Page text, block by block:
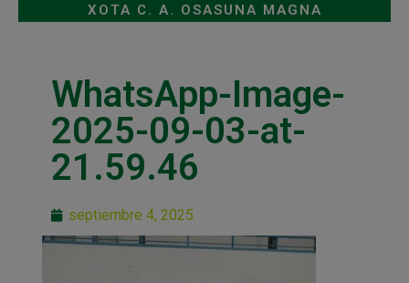
XOTA C. A. OSASUNA MAGNA
WhatsApp-Image-
2025-09-03-at-
21.59.46
septiembre 4, 2025